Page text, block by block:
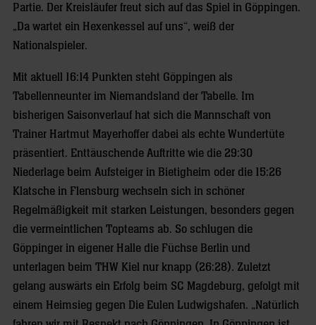
Partie. Der Kreisläufer freut sich auf das Spiel in Göppingen.
„Da wartet ein Hexenkessel auf uns“, weiß der
Nationalspieler.
Mit aktuell 16:14 Punkten steht Göppingen als
Tabellenneunter im Niemandsland der Tabelle. Im
bisherigen Saisonverlauf hat sich die Mannschaft von
Trainer Hartmut Mayerhoffer dabei als echte Wundertüte
präsentiert. Enttäuschende Auftritte wie die 29:30
Niederlage beim Aufsteiger in Bietigheim oder die 15:26
Klatsche in Flensburg wechseln sich in schöner
Regelmäßigkeit mit starken Leistungen, besonders gegen
die vermeintlichen Topteams ab. So schlugen die
Göppinger in eigener Halle die Füchse Berlin und
unterlagen beim THW Kiel nur knapp (26:28). Zuletzt
gelang auswärts ein Erfolg beim SC Magdeburg, gefolgt mit
einem Heimsieg gegen Die Eulen Ludwigshafen. „Natürlich